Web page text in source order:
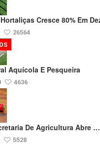
Cresce 80% Em
26564
Aquícola E Pesqueira
4636
De Agricultura Abre …
5528